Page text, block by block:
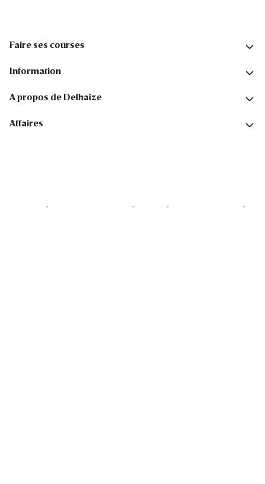
Faire ses courses
Information
A propos de Delhaize
Affaires